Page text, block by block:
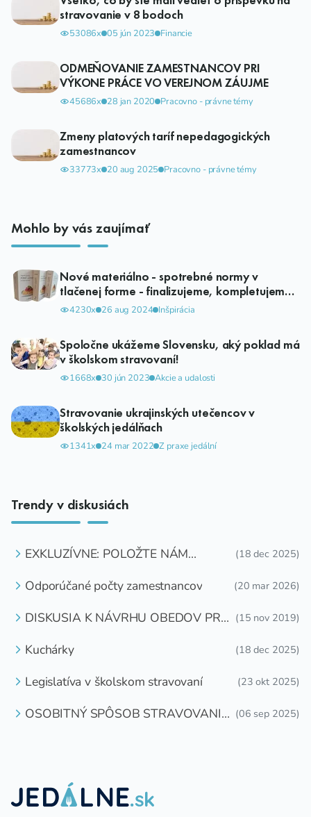
stravovanie v 8 bodoch
53086x 05 jún 2023 Financie
ODMEŇOVANIE ZAMESTNANCOV PRI
VÝKONE PRÁCE VO VEREJNOM ZÁUJME
45686x 28 jan 2020 Pracovno - právne témy
Zmeny platových taríf nepedagogických
zamestnancov
33773x 20 aug 2025 Pracovno - právne témy
Mohlo by vás zaujímať
Nové materiálno - spotrebné normy v
tlačenej forme - finalizujeme, kompletujeme,
distribúcia už čoskoro.
4230x 26 aug 2024 Inšpirácia
Spoločne ukážeme Slovensku, aký poklad má
v školskom stravovaní!
1668x 30 jún 2023 Akcie a udalosti
Stravovanie ukrajinských utečencov v
školských jedálňach
1341x 24 mar 2022 Z praxe jedální
Trendy v diskusiách
EXKLUZÍVNE: POLOŽTE NÁM
(18 dec 2025)
Odporúčané počty zamestnancov (20 mar 2026)
DISKUSIA K NÁVRHU OBEDOV PRE
(15 nov 2019)
Kuchárky (18 dec 2025)
Legislatíva v školskom stravovaní (23 okt 2025)
OSOBITNÝ SPÔSOB STRAVOVANIA (06 sep 2025)